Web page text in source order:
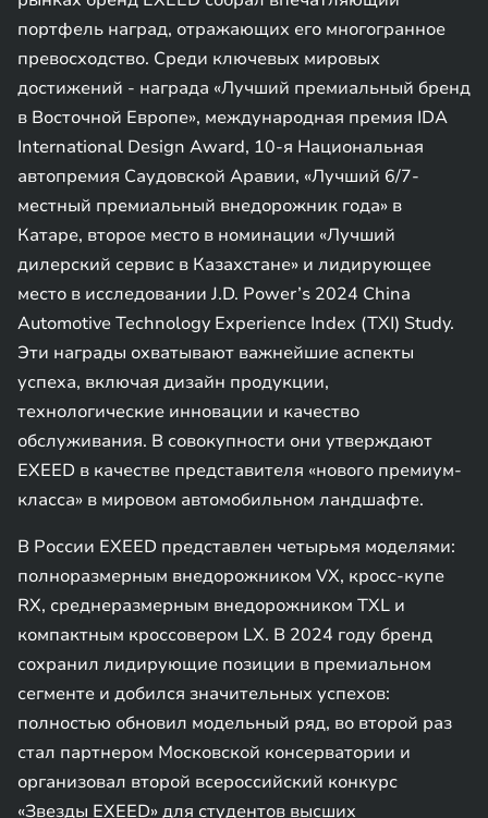
портфель наград, отражающих его многогранное
превосходство. Среди ключевых мировых
достижений - награда «Лучший премиальный бренд
в Восточной Европе», международная премия IDA
International Design Award, 10-я Национальная
автопремия Саудовской Аравии, «Лучший 6/7-
местный премиальный внедорожник года» в
Катаре, второе место в номинации «Лучший
дилерский сервис в Казахстане» и лидирующее
место в исследовании J.D. Power’s 2024 China
Automotive Technology Experience Index (TXI) Study.
Эти награды охватывают важнейшие аспекты
успеха, включая дизайн продукции,
технологические инновации и качество
обслуживания. В совокупности они утверждают
EXEED в качестве представителя «нового премиум-
класса» в мировом автомобильном ландшафте.
В России EXEED представлен четырьмя моделями:
полноразмерным внедорожником VX, кросс-купе
RX, среднеразмерным внедорожником TXL и
компактным кроссовером LX. В 2024 году бренд
сохранил лидирующие позиции в премиальном
сегменте и добился значительных успехов:
полностью обновил модельный ряд, во второй раз
стал партнером Московской консерватории и
организовал второй всероссийский конкурс
«Звезды EXEED» для студентов высших